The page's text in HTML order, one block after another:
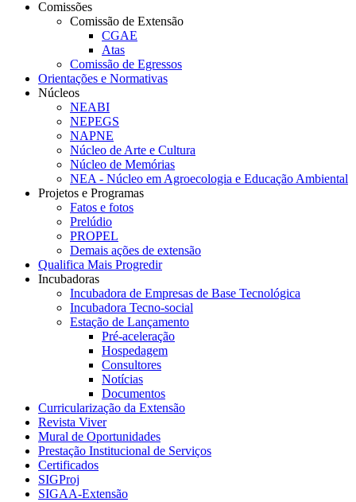
Comissões
Comissão de Extensão
CGAE
Atas
Comissão de Egressos
Orientações e Normativas
Núcleos
NEABI
NEPEGS
NAPNE
Núcleo de Arte e Cultura
Núcleo de Memórias
NEA - Núcleo em Agroecologia e Educação Ambiental
Projetos e Programas
Fatos e fotos
Prelúdio
PROPEL
Demais ações de extensão
Qualifica Mais Progredir
Incubadoras
Incubadora de Empresas de Base Tecnológica
Incubadora Tecno-social
Estação de Lançamento
Pré-aceleração
Hospedagem
Consultores
Notícias
Documentos
Curricularização da Extensão
Revista Viver
Mural de Oportunidades
Prestação Institucional de Serviços
Certificados
SIGProj
SIGAA-Extensão